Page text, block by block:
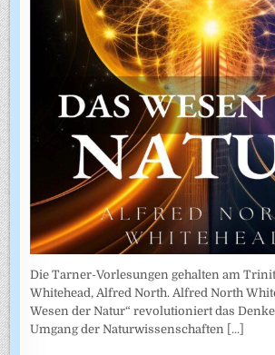
Die Tarner-Vorlesungen gehalten am
Whitehead, Alfred North. Alfred North
Wesen der Natur“ revolutioniert das
Umgang der Naturwissenschaften [...]